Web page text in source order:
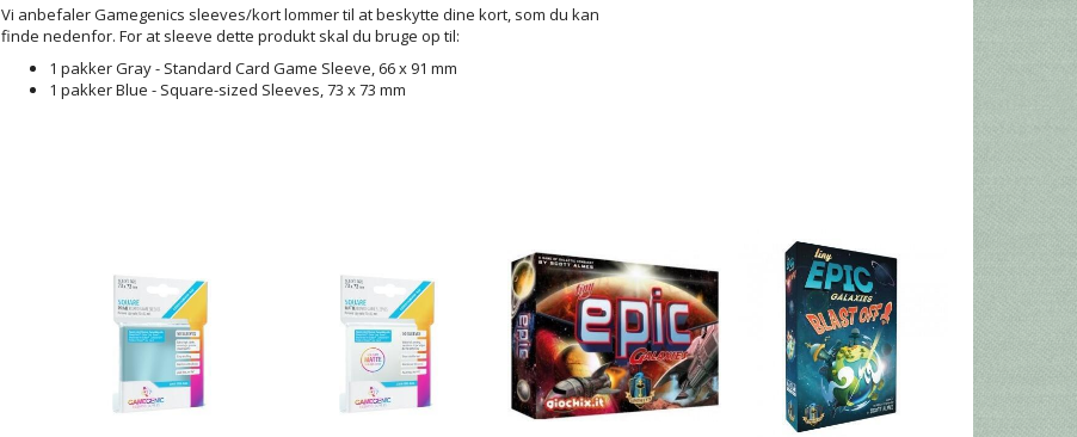
Vi anbefaler Gamegenics sleeves/kort lommer til at beskytte dine kort, som du kan
finde nedenfor. For at sleeve dette produkt skal du bruge op til:
1 pakker Gray - Standard Card Game Sleeve, 66 x 91 mm
1 pakker Blue - Square-sized Sleeves, 73 x 73 mm